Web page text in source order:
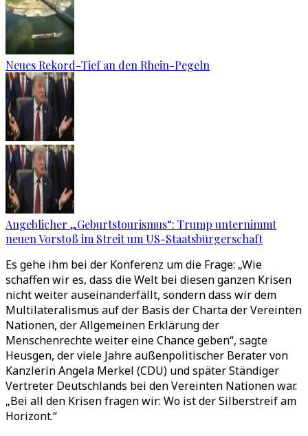
Neues Rekord-Tief an den Rhein-Pegeln
Angeblicher „Geburtstourismus“: Trump unternimmt
neuen Vorstoß im Streit um US-Staatsbürgerschaft
Es gehe ihm bei der Konferenz um die Frage: „Wie
schaffen wir es, dass die Welt bei diesen ganzen Krisen
nicht weiter auseinanderfällt, sondern dass wir dem
Multilateralismus auf der Basis der Charta der Vereinten
Nationen, der Allgemeinen Erklärung der
Menschenrechte weiter eine Chance geben“, sagte
Heusgen, der viele Jahre außenpolitischer Berater von
Kanzlerin Angela Merkel (CDU) und später Ständiger
Vertreter Deutschlands bei den Vereinten Nationen war.
„Bei all den Krisen fragen wir: Wo ist der Silberstreif am
Horizont.“